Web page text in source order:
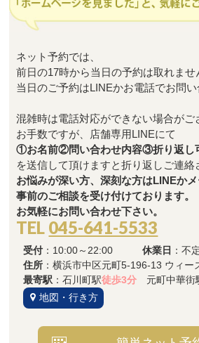
ネット予約では、
前日の17時から当日の予約は取れませ
当日のご予約はLINEかお電話でお問い
混雑時は電話対応ができない場合がご
お手数ですが、店舗専用LINEにて
①お名前②問い合わせ内容③折り返し
を送信して頂けますと折り返しご連絡
お悩みが深い方、深刻な方はLINEかメ
事前のご相談を受け付けております。
お気軽にお問い合わせ下さい。
TEL 045-641-5533
受付 ：10:00～22:00休業日 ：不
住所 ：横浜市中区元町5-196-13 ウィー
最寄駅 ：石川町駅徒歩3分 元町中華街
地図・行き方